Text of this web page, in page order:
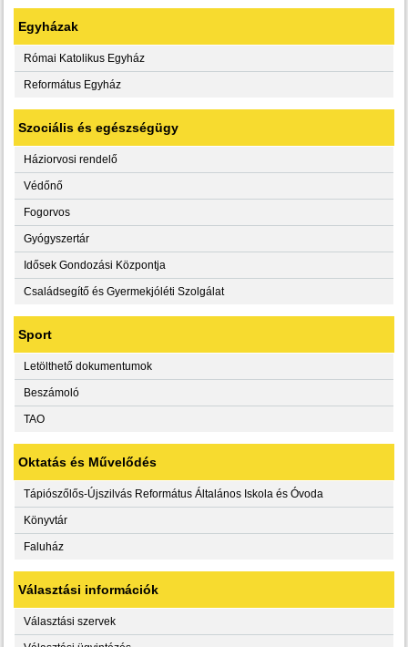
Egyházak
Római Katolikus Egyház
Református Egyház
Szociális és egészségügy
Háziorvosi rendelő
Védőnő
Fogorvos
Gyógyszertár
Idősek Gondozási Központja
Családsegítő és Gyermekjóléti Szolgálat
Sport
Letölthető dokumentumok
Beszámoló
TAO
Oktatás és Művelődés
Tápiószőlős-Újszilvás Református Általános Iskola és Óvoda
Könyvtár
Faluház
Választási információk
Választási szervek